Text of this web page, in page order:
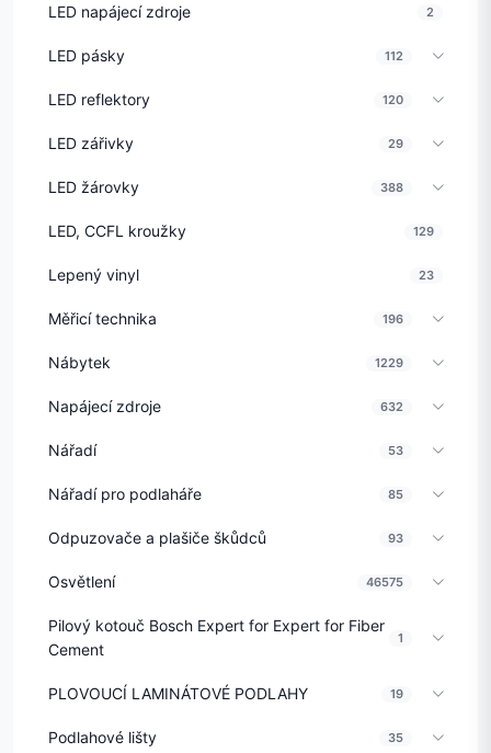
LED napájecí zdroje 2
LED pásky 112
LED reflektory 120
LED zářivky 29
LED žárovky 388
LED, CCFL kroužky 129
Lepený vinyl 23
Měřicí technika 196
Nábytek 1229
Napájecí zdroje 632
Nářadí 53
Nářadí pro podlaháře 85
Odpuzovače a plašiče škůdců 93
Osvětlení 46575
Pilový kotouč Bosch Expert for Expert for Fiber
Cement
1
PLOVOUCÍ LAMINÁTOVÉ PODLAHY 19
Podlahové lišty 35